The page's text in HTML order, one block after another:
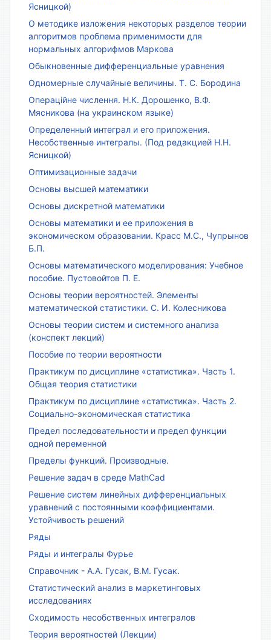
Ясницкой)
О методике изложения некоторых разделов теории
алгоритмов проблема применимости для
нормальных алгорифмов Маркова
Обыкновенные дифференциальные уравнения
Одномерные случайные величины. Т. С. Бородина
Операційне числення. Н.К. Дорошенко, В.Ф.
Мясникова (на украинском языке)
Определенный интеграл и его приложения.
Несобственные интегралы. (Под редакцией Н.Н.
Ясницкой)
Оптимизационные задачи
Основы высшей математики
Основы дискретной математики
Основы математики и ее приложения в
экономическом образовании. Красс М.С., Чупрынов
Б.П.
Основы математического моделирования: Учебное
пособие. Пустовойтов П. Е.
Основы теории вероятностей. Элементы
математической статистики. С. И. Колесникова
Основы теории систем и системного анализа
(конспект лекций)
Пособие по теории вероятности
Практикум по дисциплине «статистика». Часть 1.
Общая теория статистики
Практикум по дисциплине «статистика». Часть 2.
Социально-экономическая статистика
Предел последовательности и предел функции
одной переменной
Пределы функций. Производные.
Решение задач в среде MathCad
Решение систем линейных дифференциальных
уравнений с постоянными коэффициентами.
Устойчивость решений
Ряды
Ряды и интегралы Фурье
Справочник - А.А. Гусак, В.М. Гусак.
Статистический анализ в маркетинговых
исследованиях
Сходимость несобственных интегралов
Теория вероятностей (Лекции)